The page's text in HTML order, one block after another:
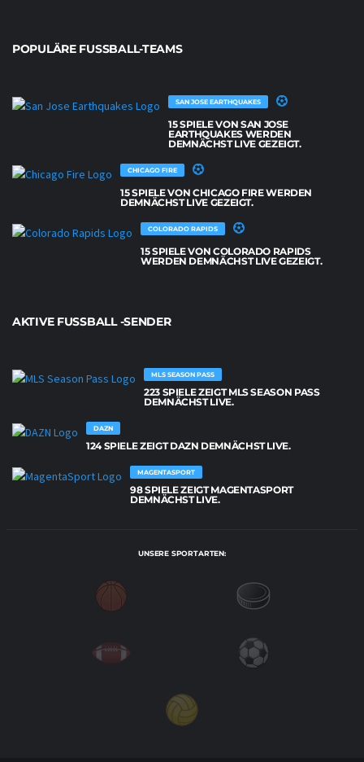
POPULÄRE FUSSBALL-TEAMS
SAN JOSE EARTHQUAKES
15 SPIELE VON SAN JOSE
EARTHQUAKES WERDEN
DEMNÄCHST LIVE GEZEIGT.
CHICAGO FIRE
15 SPIELE VON CHICAGO FIRE WERDEN
DEMNÄCHST LIVE GEZEIGT.
COLORADO RAPIDS
15 SPIELE VON COLORADO RAPIDS
WERDEN DEMNÄCHST LIVE GEZEIGT.
AKTIVE FUSSBALL -SENDER
MLS SEASON PASS
223 SPIELE ZEIGT MLS SEASON PASS
DEMNÄCHST LIVE.
DAZN
124 SPIELE ZEIGT DAZN DEMNÄCHST LIVE.
MAGENTASPORT
98 SPIELE ZEIGT MAGENTASPORT
DEMNÄCHST LIVE.
UNSERE SPORTARTEN: